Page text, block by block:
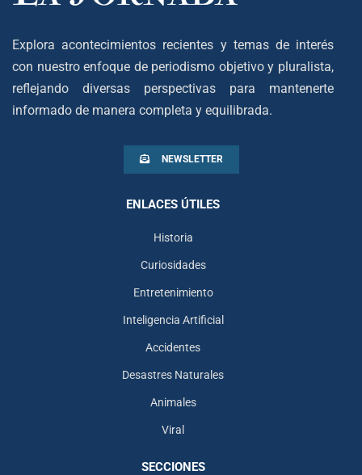
Explora acontecimientos recientes y temas de interés
con nuestro enfoque de periodismo objetivo y pluralista,
reflejando diversas perspectivas para mantenerte
informado de manera completa y equilibrada.
NEWSLETTER
ENLACES ÚTILES
Historia
Curiosidades
Entretenimiento
Inteligencia Artificial
Accidentes
Desastres Naturales
Animales
Viral
SECCIONES